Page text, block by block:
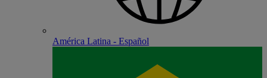
América Latina - Español